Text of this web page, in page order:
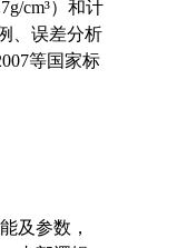
cm³）和计
、误差分析
等国家标
及参数，